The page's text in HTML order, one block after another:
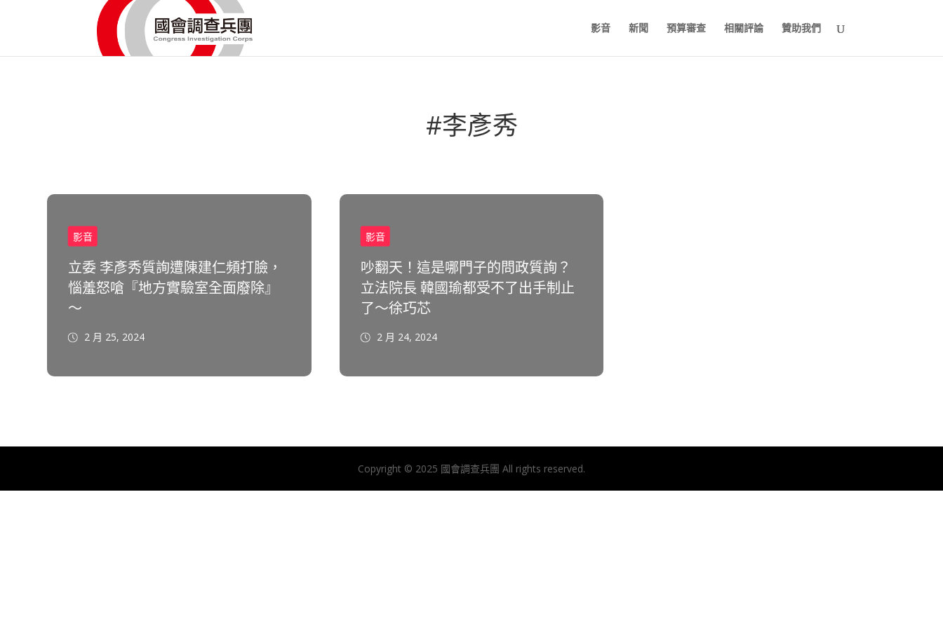
影音 新聞 預算審查 相關評論 贊助我們
#李彥秀
影音
立委 李彥秀質詢遭陳建仁頻打臉，
惱羞怒嗆『地方實驗室全面廢除』
～
2 月 25, 2024
影音
吵翻天！這是哪門子的問政質詢？
立法院長 韓國瑜都受不了出手制止
了～徐巧芯
2 月 24, 2024
Copyright © 2025 國會調查兵團 All rights reserved.